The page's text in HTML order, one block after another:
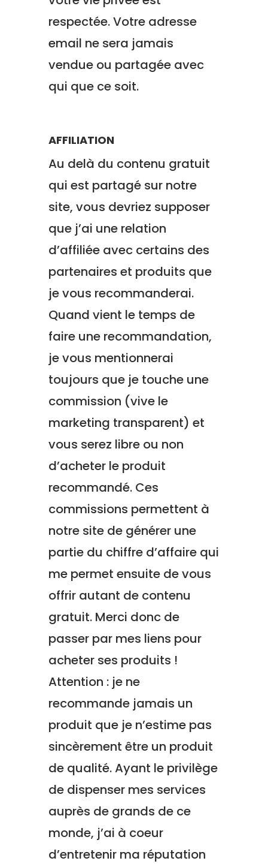
respectée. Votre adresse
email ne sera jamais
vendue ou partagée avec
qui que ce soit.
AFFILIATION
Au delà du contenu gratuit
qui est partagé sur notre
site, vous devriez supposer
que j’ai une relation
d’affiliée avec certains des
partenaires et produits que
je vous recommanderai.
Quand vient le temps de
faire une recommandation,
je vous mentionnerai
toujours que je touche une
commission (vive le
marketing transparent) et
vous serez libre ou non
d’acheter le produit
recommandé. Ces
commissions permettent à
notre site de générer une
partie du chiffre d’affaire qui
me permet ensuite de vous
offrir autant de contenu
gratuit. Merci donc de
passer par mes liens pour
acheter ses produits !
Attention : je ne
recommande jamais un
produit que je n’estime pas
sincèrement être un produit
de qualité. Ayant le privilège
de dispenser mes services
auprès de grands de ce
monde, j’ai à coeur
d’entretenir ma réputation